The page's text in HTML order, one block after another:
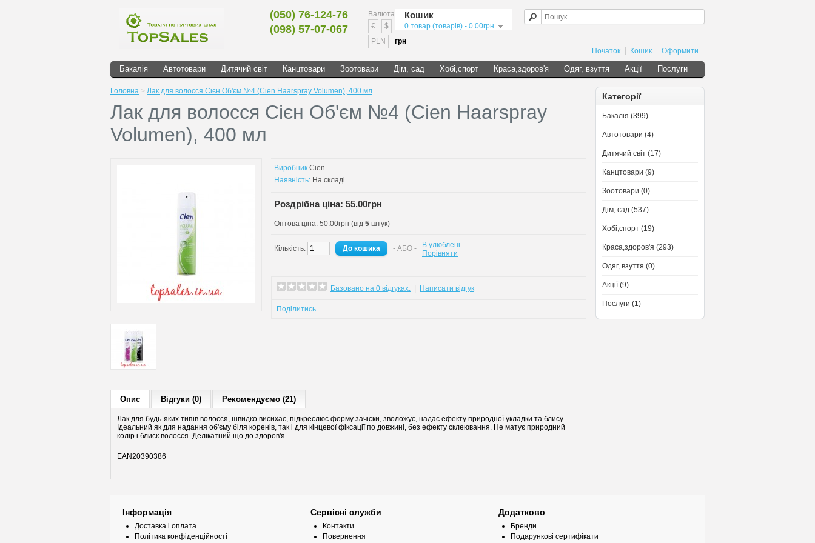
(050) 76-124-76
(098) 57-07-067
Валюта
€
$
PLN
грн
Кошик
0 товар (товарів) - 0.00грн
Початок Кошик Оформити
Бакалія Автотовари Дитячий світ Канцтовари Зоотовари Дім, сад Хобі,спорт Краса,здоров'я Одяг, взуття Акції Послуги
Категорії
Бакалія (399)
Автотовари (4)
Дитячий світ (17)
Канцтовари (9)
Зоотовари (0)
Дім, сад (537)
Хобі,спорт (19)
Краса,здоров'я (293)
Одяг, взуття (0)
Акції (9)
Послуги (1)
Головна > Лак для волосся Cієн Об'єм №4 (Cien Haarspray Volumen), 400 мл
Лак для волосся Cієн Об'єм №4 (Cien Haarspray
Volumen), 400 мл
Виробник Cien
Наявність: На складі
Роздрібна ціна: 55.00грн
Оптова ціна: 50.00грн (від 5 штук)
Кількість: - АБО -
В улюблені
Порівняти
Базовано на 0 відгуках. Написати відгук
Поділитись
Опис Відгуки (0) Рекомендуємо (21)
Лак для будь-яких типів волосся, швидко висихає, підкреслює форму зачіски, зволожує, надає ефекту природної укладки та блису.
Ідеальний як для надання об'єму біля коренів, так і для кінцевої фіксації по довжині, без ефекту склеювання. Не матує природний
колір і блиск волосся. Делікатний що до здоров'я.
EAN20390386
Інформація
Доставка і оплата
Політика конфіденційності
Сервісні служби
Контакти
Повернення
Додатково
Бренди
Подарункові сертифікати